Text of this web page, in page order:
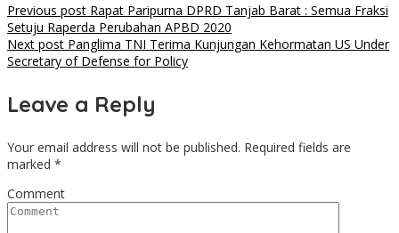
Post
navigation
Previous post Rapat Paripurna DPRD Tanjab Barat : Semua Fraksi
Setuju Raperda Perubahan APBD 2020
Next post Panglima TNI Terima Kunjungan Kehormatan US Under
Secretary of Defense for Policy
Leave a Reply
Your email address will not be published. Required fields are
marked *
Comment